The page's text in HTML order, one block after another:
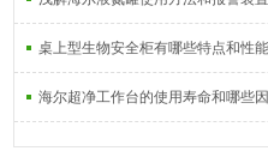
桌上型生物安全柜有哪些特点和性能
海尔超净工作台的使用寿命和哪些